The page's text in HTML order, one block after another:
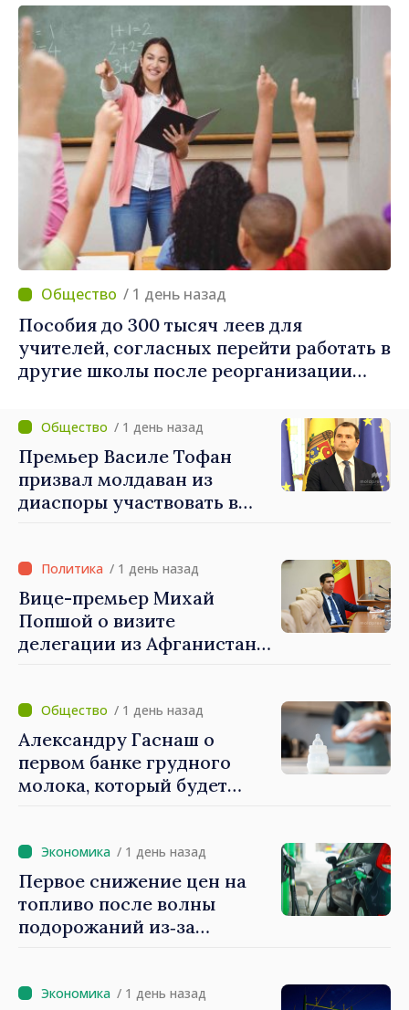
/ 1 день назад
Пособия до 300 тысяч леев для
учителей, согласных перейти работать в
другие школы после реорганизации
/ 1 день назад
Премьер Василе Тофан
призвал молдаван из
диаспоры участвовать в
Молдова / 1 день назад
Вице-премьер Михай
Попшой о визите
делегации из Афганистана:
Нарушений
законодательных норм
выявлено не было»
/ 1 день назад
Александру Гаснаш о
первом банке грудного
молока, который будет
спасти жизни»/ 1 день назад
Первое снижение цен на
топливо после волны
подорожаний из‑за
на бензин и дизель
/ 1 день назад